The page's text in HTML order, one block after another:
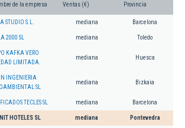
de la empresa Ventas (€) Provincia
STUDIO S.L. mediana Barcelona
2000 SL mediana Toledo
KAFKA VERO
LIMITADA.
mediana Huesca
INGENIERIA
SL
mediana Bizkaia
TECLES SL mediana Barcelona
HOTELES SL mediana Pontevedra